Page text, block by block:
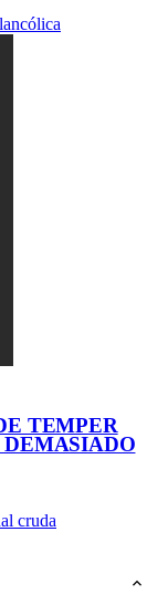
TEMPER
cruda
expand_more